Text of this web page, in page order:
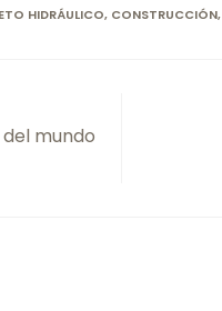
HIDRÁULICO, CONSTRUCCIÓN,
mundo